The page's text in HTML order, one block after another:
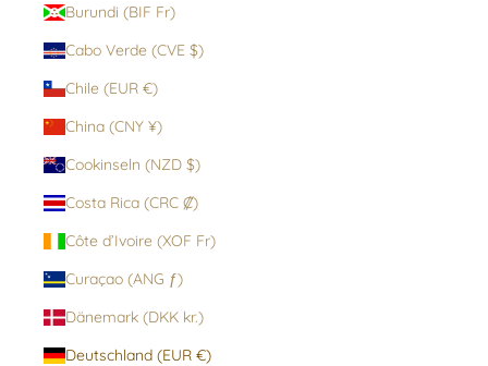
Burundi (BIF Fr)
Cabo Verde (CVE $)
Chile (EUR €)
China (CNY ¥)
Cookinseln (NZD $)
Costa Rica (CRC ₡)
Côte d’Ivoire (XOF Fr)
Curaçao (ANG ƒ)
Dänemark (DKK kr.)
Deutschland (EUR €)